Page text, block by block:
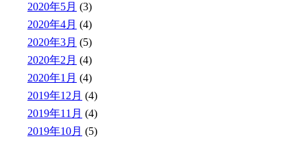
2020年5月 (3)
2020年4月 (4)
2020年3月 (5)
2020年2月 (4)
2020年1月 (4)
2019年12月 (4)
2019年11月 (4)
2019年10月 (5)